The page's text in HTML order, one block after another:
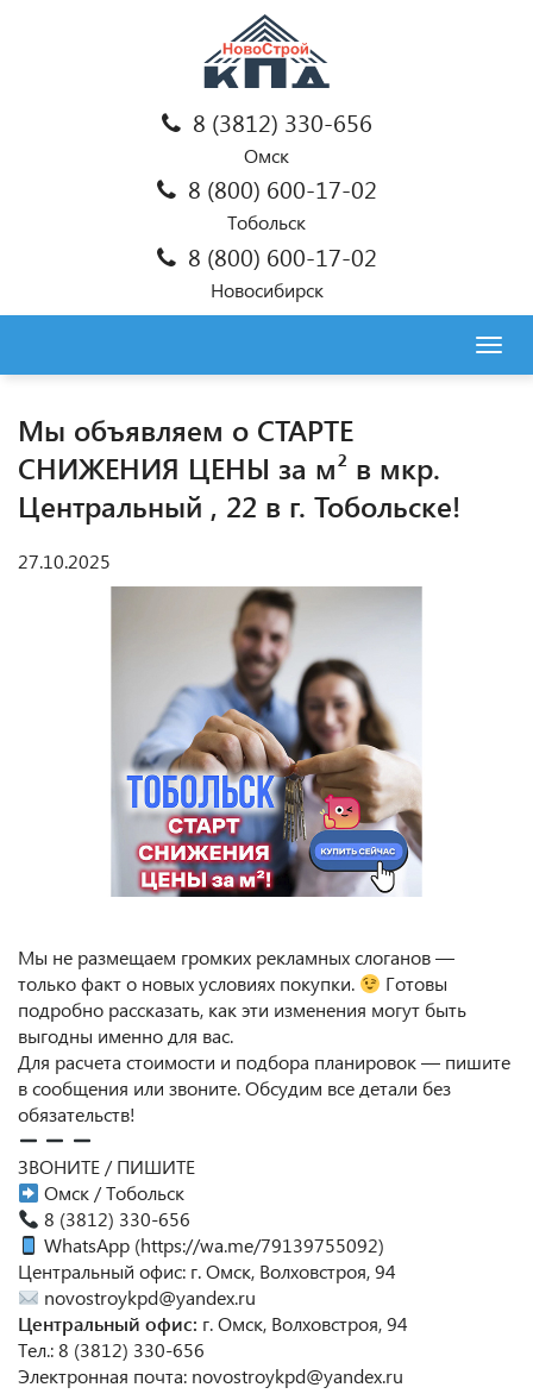
8 (3812) 330-656
Омск
8 (800) 600-17-02
Тобольск
8 (800) 600-17-02
Новосибирск
Мы объявляем о СТАРТЕ
СНИЖЕНИЯ ЦЕНЫ за м² в мкр.
Центральный , 22 в г. Тобольске!
27.10.2025
Мы не размещаем громких рекламных слоганов —
только факт о новых условиях покупки.
Готовы
подробно рассказать, как эти изменения могут быть
выгодны именно для вас.
Для расчета стоимости и подбора планировок — пишите
в сообщения или звоните. Обсудим все детали без
обязательств!
ЗВОНИТЕ / ПИШИТЕ
Омск / Тобольск
8 (3812) 330-656
WhatsApp (https://wa.me/79139755092)
Центральный офис: г. Омск, Волховстроя, 94
novostroykpd@yandex.ru
Центральный офис: г. Омск, Волховстроя, 94
Тел.: 8 (3812) 330-656
Электронная почта: novostroykpd@yandex.ru